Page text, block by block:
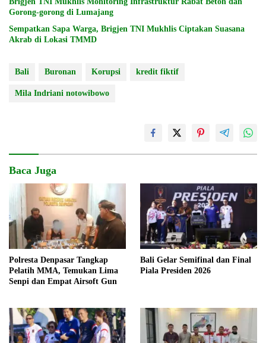
Gorong-gorong di Lumajang
Sempatkan Sapa Warga, Brigjen TNI Mukhlis Ciptakan Suasana
Akrab di Lokasi TMMD
Bali Buronan Korupsi kredit fiktif
Mila Indriani notowibowo
Baca Juga
Polresta Denpasar Tangkap
Pelatih MMA, Temukan Lima
Senpi dan Empat Airsoft Gun
Bali Gelar Semifinal dan Final
Piala Presiden 2026